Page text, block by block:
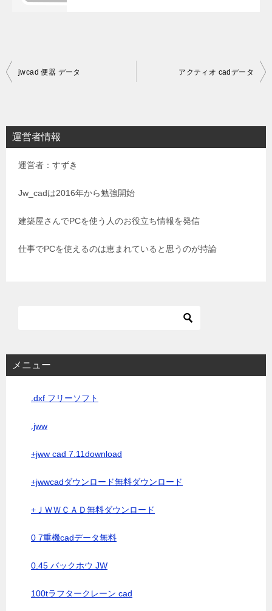
投
ビ
ゲ
jwcad 便器 データ アクティオ cadデータ
運営者情報
運営者：すずき
Jw_cadは2016年から勉強開始
建築屋さんでPCを使う人のお役立ち情報を発信
仕事でPCを使えるのは恵まれていると思うのが持論
メニュー
.dxf フリーソフト
.jww
+jww cad 7.11download
+jwwcadダウンロード無料ダウンロード
+ＪＷＷＣＡＤ無料ダウンロード
0 7重機cadデータ無料
0.45 バックホウ JW
100tラフタークレーン cad